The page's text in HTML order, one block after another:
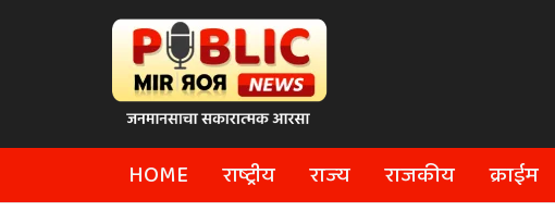
HOME राष्ट्रीय राज्य राजकीय क्राईम